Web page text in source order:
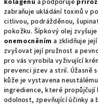
kolagenu a podporuje
zabraňuje ukládání toxinů v
citlivou, podrážděnou,
pokožku. Šípkový olej
onemocněním a zklidňuje
zvyšovat její pružnost a
pro vás vyrobila vyživující
prevenci jizev a strií. Úžasně
kůže je vystavena
ingredience, které
odolnost, zpevňující účinky a